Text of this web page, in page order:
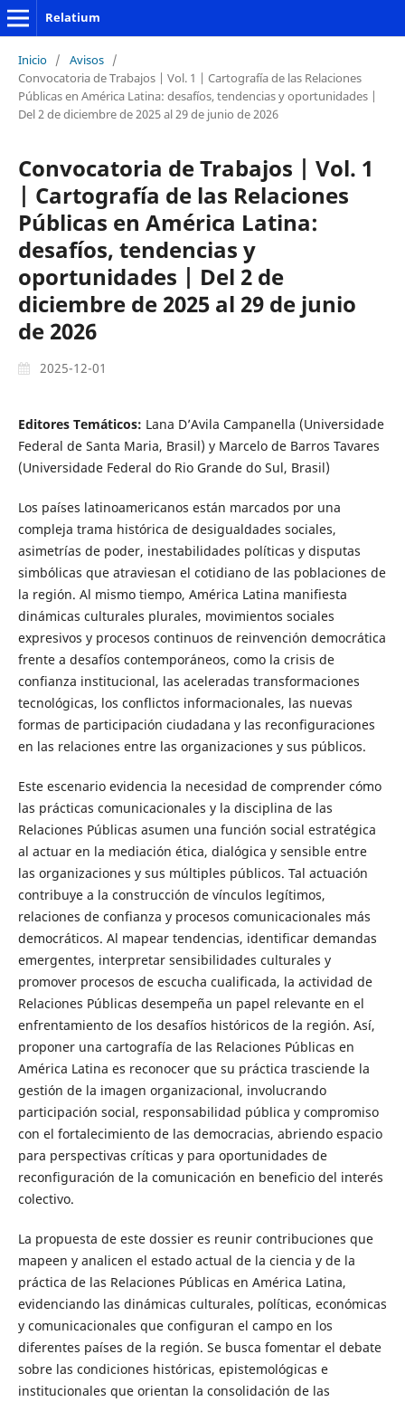
Relatium
Inicio / Avisos /
Convocatoria de Trabajos | Vol. 1 | Cartografía de las Relaciones
Públicas en América Latina: desafíos, tendencias y oportunidades |
Del 2 de diciembre de 2025 al 29 de junio de 2026
Convocatoria de Trabajos | Vol. 1
| Cartografía de las Relaciones
Públicas en América Latina:
desafíos, tendencias y
oportunidades | Del 2 de
diciembre de 2025 al 29 de junio
de 2026
2025-12-01
Editores Temáticos: Lana D’Avila Campanella (Universidade
Federal de Santa Maria, Brasil) y Marcelo de Barros Tavares
(Universidade Federal do Rio Grande do Sul, Brasil)
Los países latinoamericanos están marcados por una
compleja trama histórica de desigualdades sociales,
asimetrías de poder, inestabilidades políticas y disputas
simbólicas que atraviesan el cotidiano de las poblaciones de
la región. Al mismo tiempo, América Latina manifiesta
dinámicas culturales plurales, movimientos sociales
expresivos y procesos continuos de reinvención democrática
frente a desafíos contemporáneos, como la crisis de
confianza institucional, las aceleradas transformaciones
tecnológicas, los conflictos informacionales, las nuevas
formas de participación ciudadana y las reconfiguraciones
en las relaciones entre las organizaciones y sus públicos.
Este escenario evidencia la necesidad de comprender cómo
las prácticas comunicacionales y la disciplina de las
Relaciones Públicas asumen una función social estratégica
al actuar en la mediación ética, dialógica y sensible entre
las organizaciones y sus múltiples públicos. Tal actuación
contribuye a la construcción de vínculos legítimos,
relaciones de confianza y procesos comunicacionales más
democráticos. Al mapear tendencias, identificar demandas
emergentes, interpretar sensibilidades culturales y
promover procesos de escucha cualificada, la actividad de
Relaciones Públicas desempeña un papel relevante en el
enfrentamiento de los desafíos históricos de la región. Así,
proponer una cartografía de las Relaciones Públicas en
América Latina es reconocer que su práctica trasciende la
gestión de la imagen organizacional, involucrando
participación social, responsabilidad pública y compromiso
con el fortalecimiento de las democracias, abriendo espacio
para perspectivas críticas y para oportunidades de
reconfiguración de la comunicación en beneficio del interés
colectivo.
La propuesta de este dossier es reunir contribuciones que
mapeen y analicen el estado actual de la ciencia y de la
práctica de las Relaciones Públicas en América Latina,
evidenciando las dinámicas culturales, políticas, económicas
y comunicacionales que configuran el campo en los
diferentes países de la región. Se busca fomentar el debate
sobre las condiciones históricas, epistemológicas e
institucionales que orientan la consolidación de las